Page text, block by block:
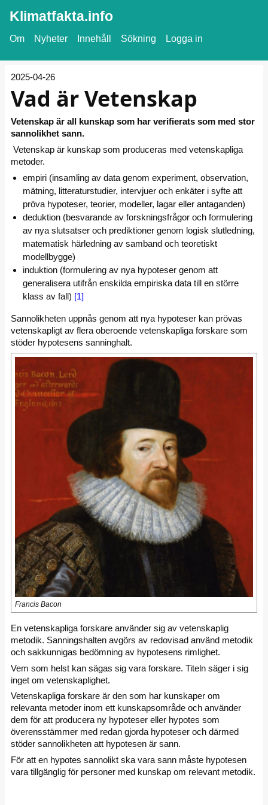
Klimatfakta.info
Om Nyheter Innehåll Sökning Logga in
2025-04-26
Vad är Vetenskap
Vetenskap är all kunskap som har verifierats som med stor
sannolikhet sann.
Vetenskap är kunskap som produceras med vetenskapliga
metoder.
empiri (insamling av data genom experiment, observation,
mätning, litteraturstudier, intervjuer och enkäter i syfte att
pröva hypoteser, teorier, modeller, lagar eller antaganden)
deduktion (besvarande av forskningsfrågor och formulering
av nya slutsatser och prediktioner genom logisk slutledning,
matematisk härledning av samband och teoretiskt
modellbygge)
induktion (formulering av nya hypoteser genom att
generalisera utifrån enskilda empiriska data till en större
klass av fall) [1]
Sannolikheten uppnås genom att nya hypoteser kan prövas
vetenskapligt av flera oberoende vetenskapliga forskare som
stöder hypotesens sanninghalt.
Francis Bacon
En vetenskapliga forskare använder sig av vetenskaplig
metodik. Sanningshalten avgörs av redovisad använd metodik
och sakkunnigas bedömning av hypotesens rimlighet.
Vem som helst kan sägas sig vara forskare. Titeln säger i sig
inget om vetenskaplighet.
Vetenskapliga forskare är den som har kunskaper om
relevanta metoder inom ett kunskapsområde och använder
dem för att producera ny hypoteser eller hypotes som
överensstämmer med redan gjorda hypoteser och därmed
stöder sannolikheten att hypotesen är sann.
För att en hypotes sannolikt ska vara sann måste hypotesen
vara tillgänglig för personer med kunskap om relevant metodik.